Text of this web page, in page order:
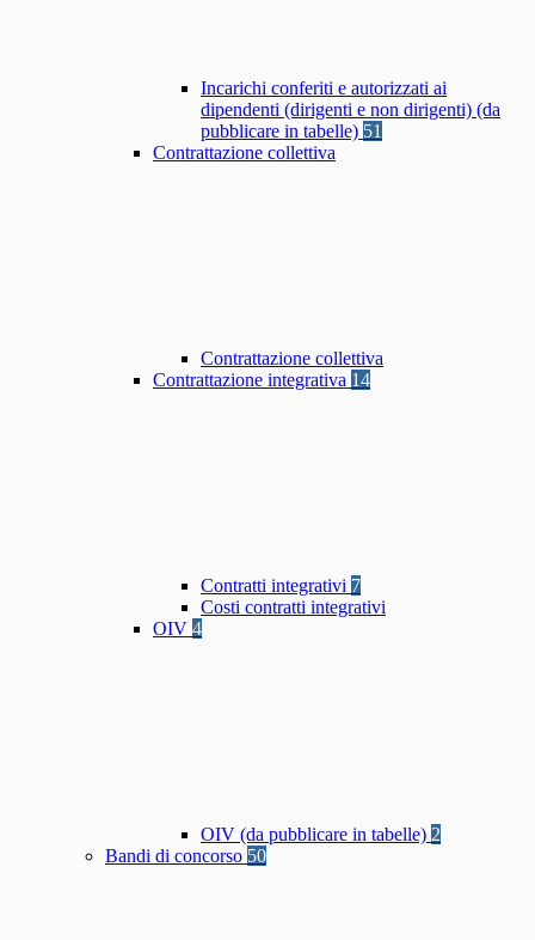
Incarichi conferiti e autorizzati ai
dipendenti (dirigenti e non dirigenti) (da
pubblicare in tabelle) 51
Contrattazione collettiva
Contrattazione collettiva
Contrattazione integrativa 14
Contratti integrativi 7
Costi contratti integrativi
OIV 4
OIV (da pubblicare in tabelle) 2
Bandi di concorso 50